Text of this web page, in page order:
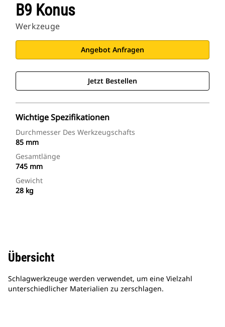
B9 Konus
Werkzeuge
Angebot Anfragen
Jetzt Bestellen
Wichtige Spezifikationen
Durchmesser Des Werkzeugschafts
85 mm
Gesamtlänge
745 mm
Gewicht
28 kg
Übersicht
Schlagwerkzeuge werden verwendet, um eine Vielzahl
unterschiedlicher Materialien zu zerschlagen.